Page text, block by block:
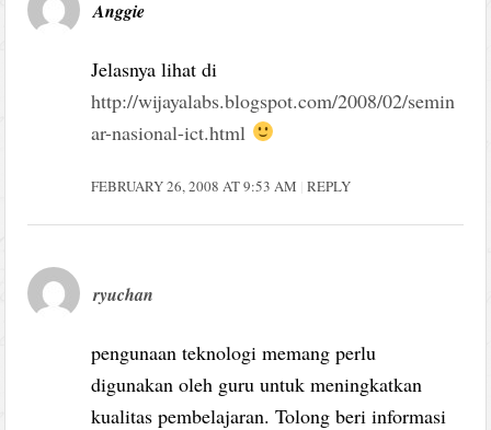
Anggie
Jelasnya lihat di
http://wijayalabs.blogspot.com/2008/02/semin
ar-nasional-ict.html
FEBRUARY 26, 2008 AT 9:53 AM REPLY
ryuchan
pengunaan teknologi memang perlu
digunakan oleh guru untuk meningkatkan
kualitas pembelajaran. Tolong beri informasi